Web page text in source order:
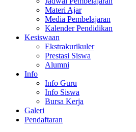
Materi Ajar
Media Pembelajaran
Kalender Pendidikan
Kesiswaan
Ekstrakurikuler
Prestasi Siswa
Alumni
Info
Info Guru
Info Siswa
Bursa Kerja
Galeri
Pendaftaran